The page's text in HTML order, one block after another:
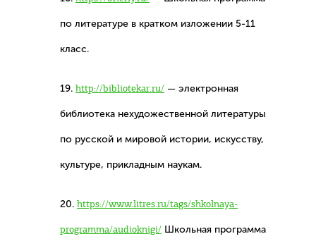
по литературе в кратком изложении 5-11
класс.
19. http://bibliotekar.ru/ — электронная
библиотека нехудожественной литературы
по русской и мировой истории, искусству,
культуре, прикладным наукам.
20. https://www.litres.ru/tags/shkolnaya-
programma/audioknigi/ Школьная программа